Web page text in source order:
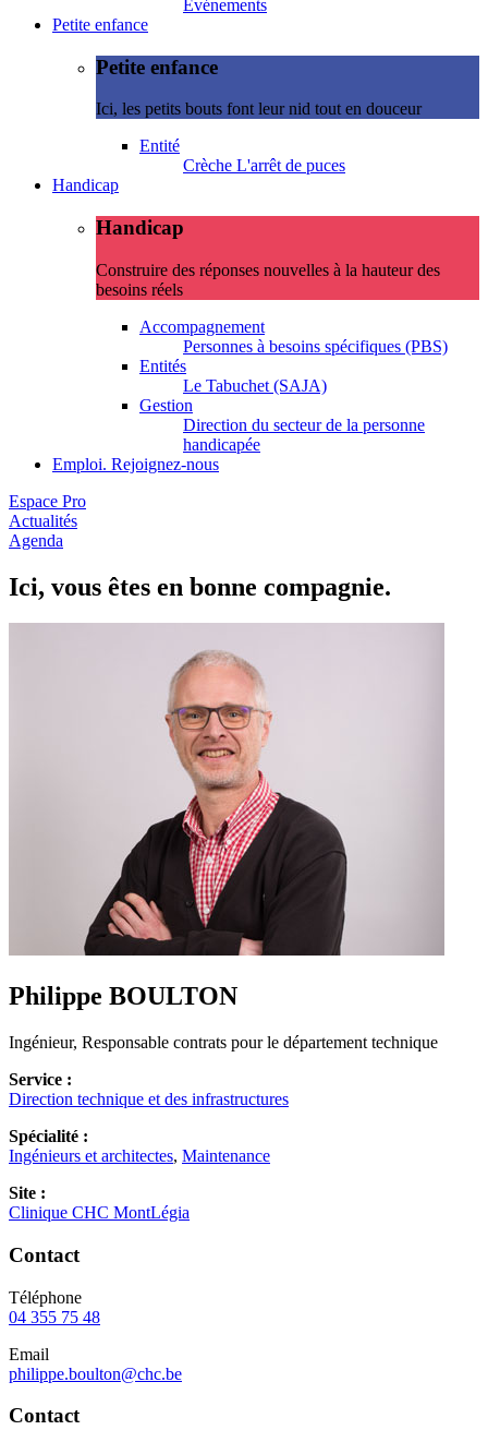
Evénements
Petite enfance
Petite enfance
Ici, les petits bouts font leur nid tout en douceur
Entité
Crèche L'arrêt de puces
Handicap
Handicap
Construire des réponses nouvelles à la hauteur des
besoins réels
Accompagnement
Personnes à besoins spécifiques (PBS)
Entités
Le Tabuchet (SAJA)
Gestion
Direction du secteur de la personne
handicapée
Emploi. Rejoignez-nous
Espace Pro
Actualités
Agenda
Ici, vous êtes en bonne compagnie.
Philippe BOULTON
Ingénieur, Responsable contrats pour le département technique
Service :
Direction technique et des infrastructures
Spécialité :
Ingénieurs et architectes, Maintenance
Site :
Clinique CHC MontLégia
Contact
Téléphone
04 355 75 48
Email
philippe.boulton@chc.be
Contact